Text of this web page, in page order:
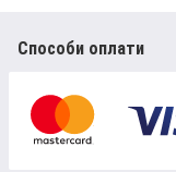
Запрошуємо
Перейти до
Способи оплати